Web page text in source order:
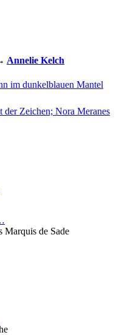
Annelie Kelch
im dunkelblauen Mantel
Zeichen; Nora Meranes
Marquis de Sade